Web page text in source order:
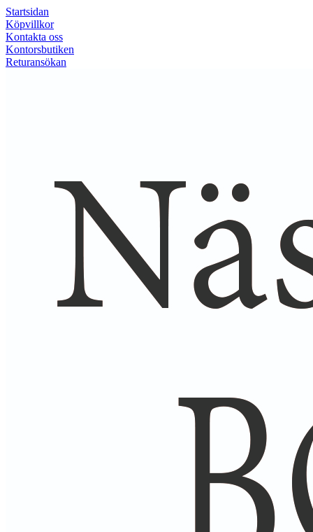
Startsidan
Köpvillkor
Kontakta oss
Kontorsbutiken
Returansökan